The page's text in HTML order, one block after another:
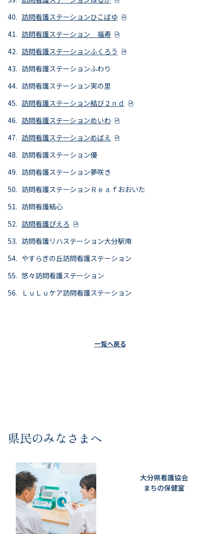
訪問看護ステーションひこばゆ
訪問看護ステーション 福寿
訪問看護ステーションふくろう
訪問看護ステーションふわり
訪問看護ステーション実の里
訪問看護ステーション結び２ｎｄ
訪問看護ステーションめいわ
訪問看護ステーションめばえ
訪問看護ステーション優
訪問看護ステーション夢咲き
訪問看護ステーションＲｅａｆおおいた
訪問看護結心
訪問看護ぴえろ
訪問看護リハステーション大分駅南
やすらぎの丘訪問看護ステーション
悠々訪問看護ステーション
ＬｕＬｕケア訪問看護ステーション
一覧へ戻る
県民のみなさまへ
大分県看護協会
まちの保健室